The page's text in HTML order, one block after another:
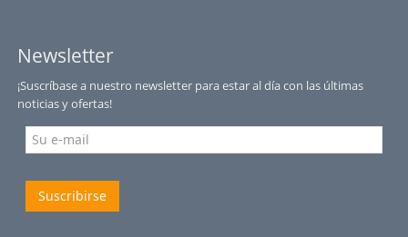
Newsletter
¡Suscríbase a nuestro newsletter para estar al día con las últimas
noticias y ofertas!
Suscribirse